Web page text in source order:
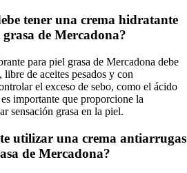
tener una crema hidratante
de Mercadona?
para piel grasa de Mercadona debe
de aceites pesados y con
el exceso de sebo, como el ácido
importante que proporcione la
sensación grasa en la piel.
utilizar una crema antiarrugas
de Mercadona?